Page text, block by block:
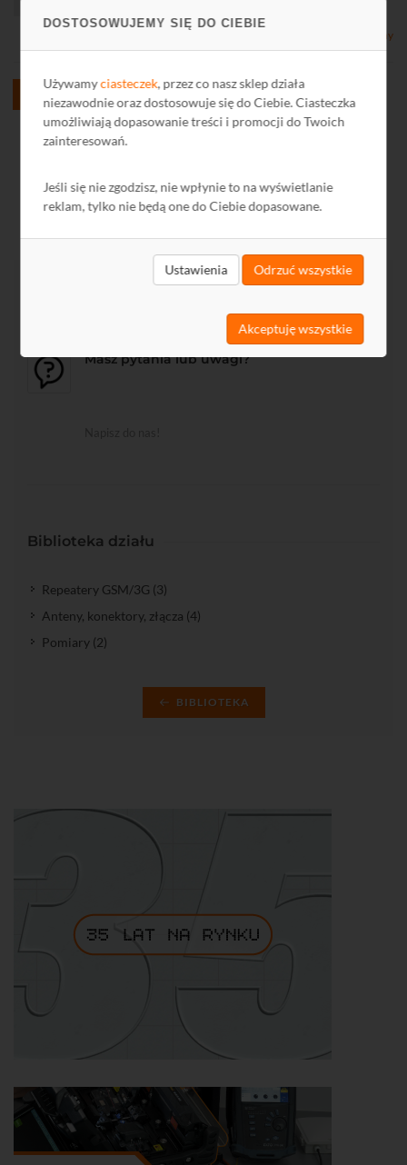
DOSTOSOWUJEMY SIĘ DO CIEBIE
Używamyciasteczek, przez co nasz sklep działa
niezawodnie oraz dostosowuje się do Ciebie. Ciasteczka
umożliwiają dopasowanie treści i promocji do Twoich
zainteresowań.
Jeśli się nie zgodzisz, nie wpłynie to na wyświetlanie
reklam, tylko nie będą one do Ciebie dopasowane.
Ustawienia Odrzuć wszystkie
Akceptuję wszystkie
Dostępny
2 Wszystkie
Masz pytania lub uwagi?
Biblioteka działu
Repeatery GSM/3G (3)
Anteny, konektory, złącza (4)
Pomiary (2)
BIBLIOTEKA